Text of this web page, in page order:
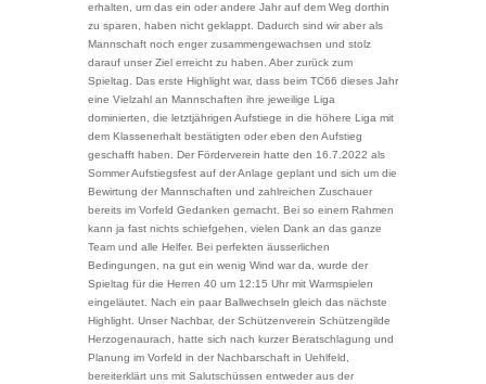
erhalten, um das ein oder andere Jahr auf dem Weg dorthin
zu sparen, haben nicht geklappt. Dadurch sind wir aber als
Mannschaft noch enger zusammengewachsen und stolz
darauf unser Ziel erreicht zu haben. Aber zurück zum
Spieltag. Das erste Highlight war, dass beim TC66 dieses Jahr
eine Vielzahl an Mannschaften ihre jeweilige Liga
dominierten, die letztjährigen Aufstiege in die höhere Liga mit
dem Klassenerhalt bestätigten oder eben den Aufstieg
geschafft haben. Der Förderverein hatte den 16.7.2022 als
Sommer Aufstiegsfest auf der Anlage geplant und sich um die
Bewirtung der Mannschaften und zahlreichen Zuschauer
bereits im Vorfeld Gedanken gemacht. Bei so einem Rahmen
kann ja fast nichts schiefgehen, vielen Dank an das ganze
Team und alle Helfer. Bei perfekten äusserlichen
Bedingungen, na gut ein wenig Wind war da, wurde der
Spieltag für die Herren 40 um 12:15 Uhr mit Warmspielen
eingeläutet. Nach ein paar Ballwechseln gleich das nächste
Highlight. Unser Nachbar, der Schützenverein Schützengilde
Herzogenaurach, hatte sich nach kurzer Beratschlagung und
Planung im Vorfeld in der Nachbarschaft in Uehlfeld,
bereiterklärt uns mit Salutschüssen entweder aus der